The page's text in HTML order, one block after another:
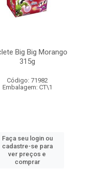
Big Big Morango
315g
Código: 71982
Embalagem: CT\1
Faça seu login ou
cadastre-se para
ver preços e
comprar